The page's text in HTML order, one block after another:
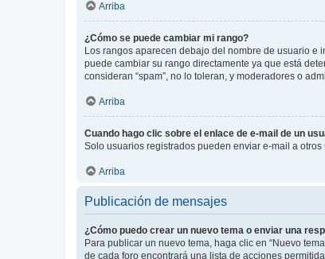
Arriba
¿Cómo se puede cambiar mi rango?
Los rangos aparecen debajo del nombre de usuario
puede cambiar su rango directamente ya que está
consideran “spam”, no lo toleran, y moderadores o
Arriba
Cuando hago clic sobre el enlace de e-mail de un
Solo usuarios registrados pueden enviar e-mail a
Arriba
Publicación de mensajes
¿Cómo puedo crear un nuevo tema o enviar una
Para publicar un nuevo tema, haga clic en “Nuevo
de cada foro encontrará una lista de acciones